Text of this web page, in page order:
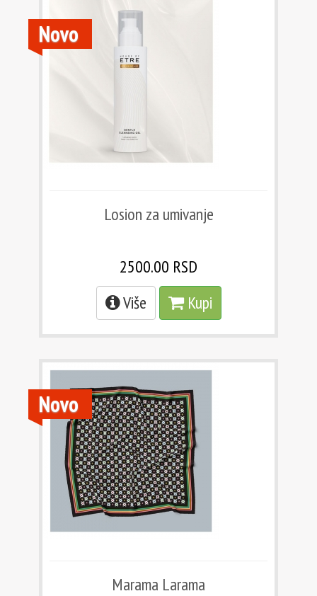
Losion za umivanje
2500.00 RSD
Više
Kupi
Novo
Marama Larama
Novo